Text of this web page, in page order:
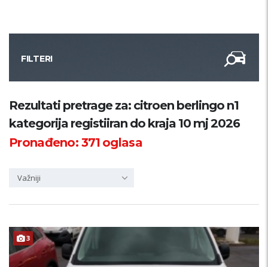
FILTERI
Kategorija
Županija
Rezultati pretrage za: citroen berlingo n1
kategorija registiiran do kraja 10 mj 2026
Pronađeno:371oglasa
Važniji
3